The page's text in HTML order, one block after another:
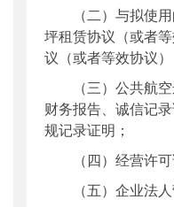
（二）与拟使
坪租赁协议（或者
议（或者等效协议）
（三）公共航
财务报告、诚信记
规记录证明；
（四）经营许
（五）企业法